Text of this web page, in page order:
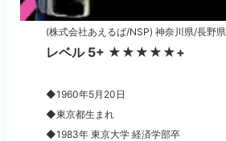
(株式会社あえるば/NSP) 神奈川県/長野県
レベル 5+ ★★★★★+
◆1960年5月20日
◆東京都生まれ
◆1983年 東京大学 経済学部卒